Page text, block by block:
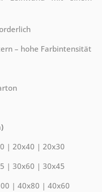
– hohe Farbintensität
| 20x40 | 20x30
| 30x60 | 30x45
| 40x80 | 40x60